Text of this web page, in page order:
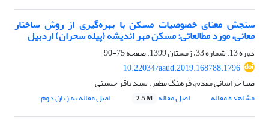
سنجش معنای خصوصیات مسکن با بهره‌گیری از روش ساختار
معانی، مورد مطالعاتی: مسکن مهر اندیشه (پیله سحران) اردبیل
دوره 13، شماره 33، زمستان 1399، صفحه
75-90
10.22034/aaud.2019.168788.1796
صبا خراسانی مقدم، فرهنگ مظفر، سید باقر حسینی
مشاهده مقاله
اصل مقاله 2.5 M اصل مقاله به زبان دوم